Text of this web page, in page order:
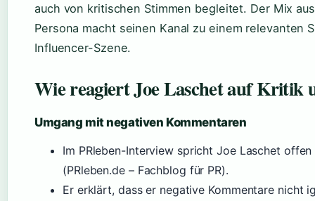
auch von kritischen Stimmen begleitet. Der Mix
Persona macht seinen Kanal zu einem relevanten
Influencer-Szene.
Wie reagiert Joe Laschet auf Kritik
Umgang mit negativen Kommentaren
Im PRleben-Interview spricht Joe Laschet
(PRleben.de – Fachblog für PR).
Er erklärt, dass er negative Kommentare nicht